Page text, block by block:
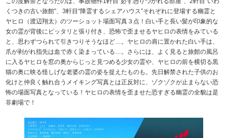
くつきの古い旅館”、3軒目“降霊するシェアハウス”それぞれに登場する幽霊と
ヤヒロ（渡辺翔太）のツーショット場面写真３点！白い手と長い髪が印象的な
女の霊が背後にピッタリと張り付き、恐怖で歪ませるヤヒロの表情をみている
と、思わずつられて引きつりそうなほど…。ヤヒロの肩に置かれた白い手は、
爪が剥がれ指先は血で赤く染まっている…。さらには、よく見ると旅館の風呂
に入るヤヒロを窓の奥からじっと見つめる少女の霊や、ヤヒロの前を横切る黒
猫の奥に映る怪しげな老婆の霊の姿を捉えたものも。先日解禁された子供のお
化けと仲良く触れ合うメイキング写真とは正反対に、ゾクゾクが止まらない恐
怖の場面写真となっている！ヤヒロの表情を歪ませた恐すぎる幽霊の全貌は是
非劇場で！